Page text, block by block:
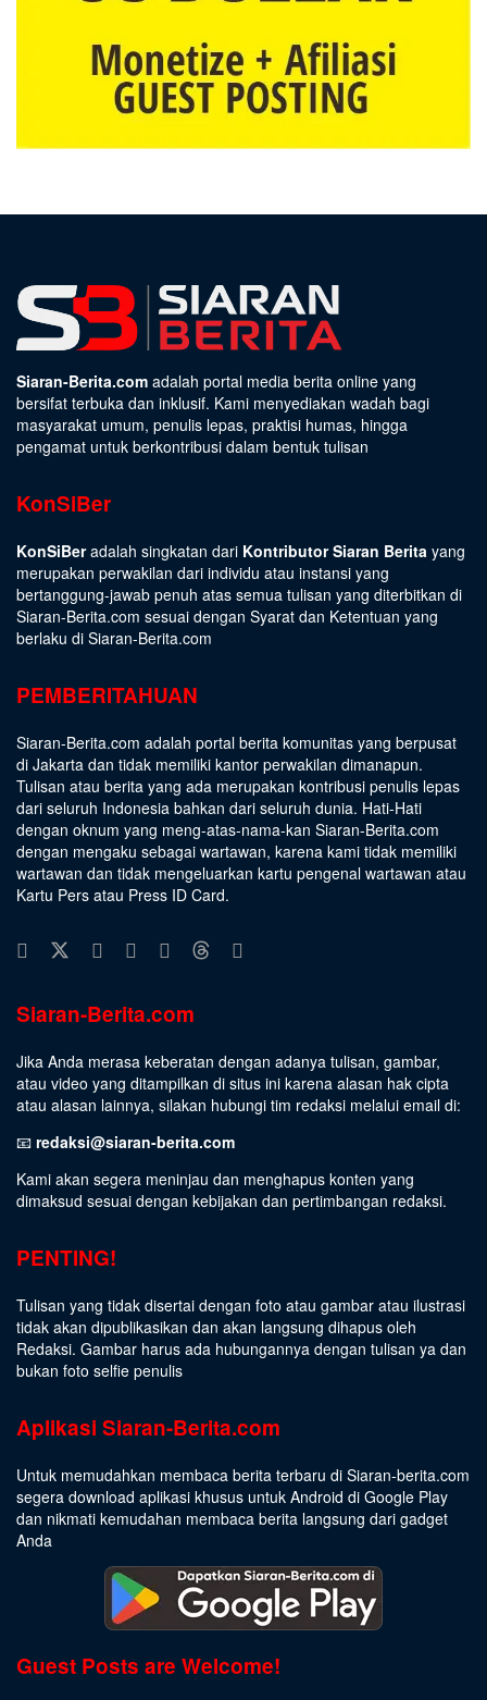
Siaran-Berita.com adalah portal media berita online yang
bersifat terbuka dan inklusif. Kami menyediakan wadah bagi
masyarakat umum, penulis lepas, praktisi humas, hingga
pengamat untuk berkontribusi dalam bentuk tulisan
KonSiBer
KonSiBeradalah singkatan dari Kontributor Siaran Berita yang
merupakan perwakilan dari individu atau instansi yang
bertanggung-jawab penuh atas semua tulisan yang diterbitkan di
Siaran-Berita.com sesuai dengan Syarat dan Ketentuan yang
berlaku di Siaran-Berita.com
PEMBERITAHUAN
Siaran-Berita.com adalah portal berita komunitas yang berpusat
di Jakarta dan tidak memiliki kantor perwakilan dimanapun.
Tulisan atau berita yang ada merupakan kontribusi penulis lepas
dari seluruh Indonesia bahkan dari seluruh dunia. Hati-Hati
dengan oknum yang meng-atas-nama-kan Siaran-Berita.com
dengan mengaku sebagai wartawan, karena kami tidak memiliki
wartawan dan tidak mengeluarkan kartu pengenal wartawan atau
Kartu Pers atau Press ID Card.
Siaran-Berita.com
Jika Anda merasa keberatan dengan adanya tulisan, gambar,
atau video yang ditampilkan di situs ini karena alasan hak cipta
atau alasan lainnya, silakan hubungi tim redaksi melalui email di:
📧 redaksi@siaran-berita.com
Kami akan segera meninjau dan menghapus konten yang
dimaksud sesuai dengan kebijakan dan pertimbangan redaksi.
PENTING!
Tulisan yang tidak disertai dengan foto atau gambar atau ilustrasi
tidak akan dipublikasikan dan akan langsung dihapus oleh
Redaksi. Gambar harus ada hubungannya dengan tulisan ya dan
bukan foto selfie penulis
Aplikasi Siaran-Berita.com
Untuk memudahkan membaca berita terbaru di Siaran-berita.com
segera download aplikasi khusus untuk Android di Google Play
dan nikmati kemudahan membaca berita langsung dari gadget
Anda
Guest Posts are Welcome!